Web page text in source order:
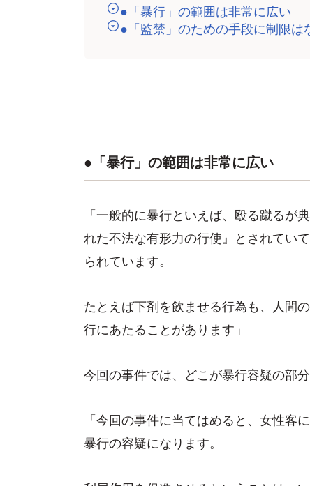
●「暴行」の範囲は非常に広い
●「監禁」のための手段に制限は
●「暴行」の範囲は非常に広い
「一般的に暴行といえば、殴る蹴るが
れた不法な有形力の行使』とされてい
られています。
たとえば下剤を飲ませる行為も、人間
行にあたることがあります」
今回の事件では、どこが暴行容疑の部分
「今回の事件に当てはめると、女性客
暴行の容疑になります。